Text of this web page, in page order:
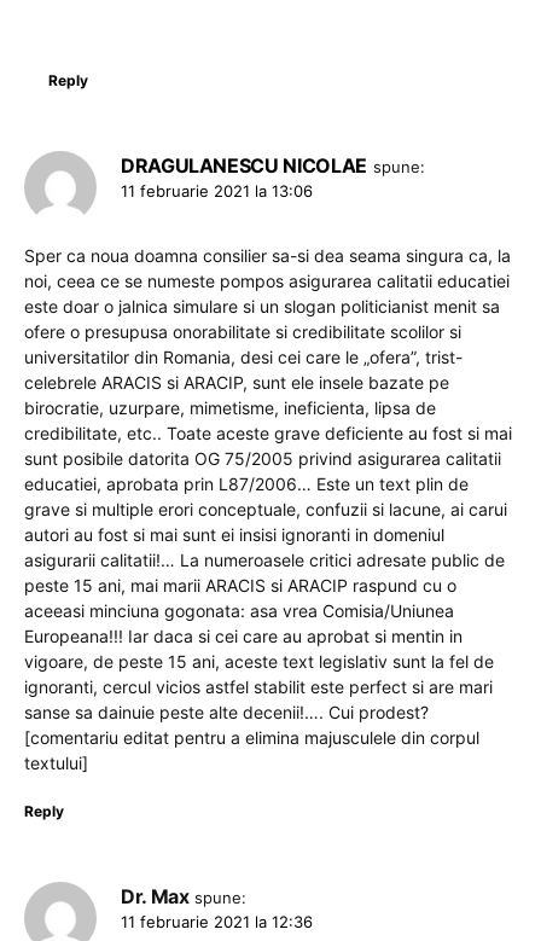
Reply
DRAGULANESCU NICOLAE spune:
11 februarie 2021 la 13:06
Sper ca noua doamna consilier sa-si dea seama singura ca, la
noi, ceea ce se numeste pompos asigurarea calitatii educatiei
este doar o jalnica simulare si un slogan politicianist menit sa
ofere o presupusa onorabilitate si credibilitate scolilor si
universitatilor din Romania, desi cei care le „ofera”, trist-
celebrele ARACIS si ARACIP, sunt ele insele bazate pe
birocratie, uzurpare, mimetisme, ineficienta, lipsa de
credibilitate, etc.. Toate aceste grave deficiente au fost si mai
sunt posibile datorita OG 75/2005 privind asigurarea calitatii
educatiei, aprobata prin L87/2006… Este un text plin de
grave si multiple erori conceptuale, confuzii si lacune, ai carui
autori au fost si mai sunt ei insisi ignoranti in domeniul
asigurarii calitatii!… La numeroasele critici adresate public de
peste 15 ani, mai marii ARACIS si ARACIP raspund cu o
aceeasi minciuna gogonata: asa vrea Comisia/Uniunea
Europeana!!! Iar daca si cei care au aprobat si mentin in
vigoare, de peste 15 ani, aceste text legislativ sunt la fel de
ignoranti, cercul vicios astfel stabilit este perfect si are mari
sanse sa dainuie peste alte decenii!…. Cui prodest?
[comentariu editat pentru a elimina majusculele din corpul
textului]
Reply
Dr. Max spune:
11 februarie 2021 la 12:36